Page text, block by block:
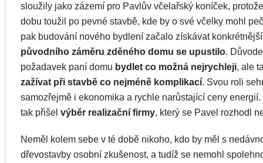
sloužily jako zázemí pro Pavlův včelařský koníček,
dobu toužil po pevné stavbě, kde by o své včelky mohl
pak budování nového bydlení začalo získávat
původního záměru zděného domu se upustilo.
požadavek paní domu bydlet co možná nejrychleji, ale
zažívat při stavbě co nejméně komplikací. Svou roli
samozřejmě i ekonomika a rychle narůstající ceny energií.
tak přišel výběr realizační firmy, který se Pavel rozhodl
Neměl kolem sebe v té době nikoho, kdo by měl s
dřevostavby osobní zkušenost, a tudíž se nemohl